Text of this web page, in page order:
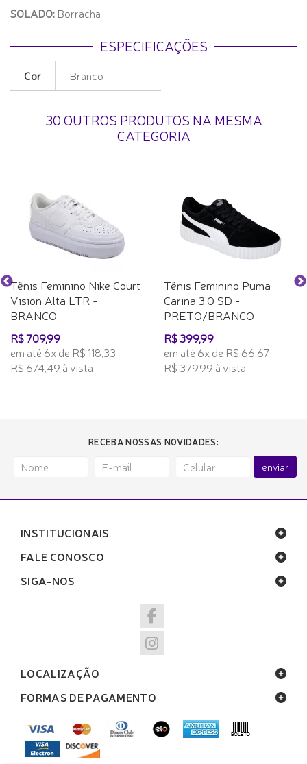
SOLADO: Borracha
ESPECIFICAÇÕES
Cor Branco
30 OUTROS PRODUTOS NA MESMA
CATEGORIA
Tênis Feminino Nike Court
Vision Alta LTR -
BRANCO
R$ 709,99
em até 6x de R$ 118,33
R$ 674,49 à vista
Tênis Feminino Puma
Carina 3.0 SD -
PRETO/BRANCO
R$ 399,99
em até 6x de R$ 66,67
R$ 379,99 à vista
RECEBA NOSSAS NOVIDADES:
enviar
INSTITUCIONAIS
FALE CONOSCO
SIGA-NOS
LOCALIZAÇÃO
FORMAS DE PAGAMENTO